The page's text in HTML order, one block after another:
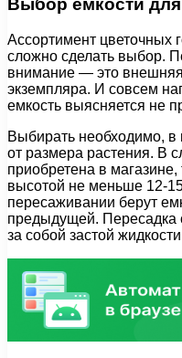
Выбор емкости
Ассортимент цветочных
сложно сделать выбор.
внимание — это внешняя
экземпляра. И совсем
емкость выясняется не
Выбирать необходимо, в
от размера растения. В
приобретена в
высотой не меньше 12-
пересаживании берут
предыдущей. Пересадка
за собой застой